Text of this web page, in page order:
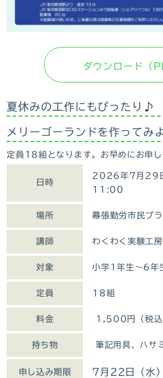
ダウンロード（
夏休みの工作にもぴったり♪
メリーゴーランドを作ってみ
定員18組となります。お早めにお申し
日時
2026年7月29
11:00
場所 幕張勤労市⺠プ
講師 わくわく実験工
対象 小学1年生～6年
定員 18組
料金 1,500円（税込
持ち物 筆記用具、ハサ
申し込み期限 7月22日（水